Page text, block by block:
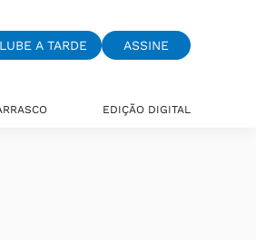
A TARDE ASSINE
EDIÇÃO DIGITAL